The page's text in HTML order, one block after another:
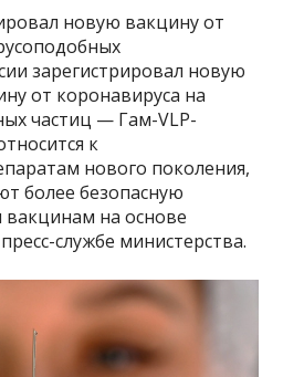
новую вакцину от
зарегистрировал новую
от коронавируса на
частиц — Гам-VLP-
к
нового поколения,
более безопасную
на основе
службе министерства.